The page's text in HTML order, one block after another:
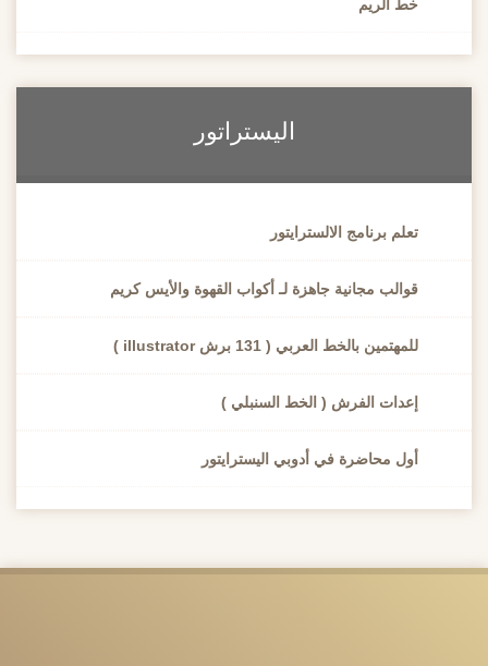
خط الريم
اليستراتور
تعلم برنامج الالسترايتور
قوالب مجانية جاهزة لـ أكواب القهوة والأيس كريم
للمهتمين بالخط العربي ( 131 برش illustrator )
إعدات الفرش ( الخط السنبلي )
أول محاضرة في أدوبي اليسترايتور